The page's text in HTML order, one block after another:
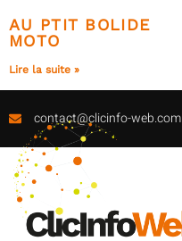
AU PTIT BOLIDE
MOTO
Lire la suite »
contact@clicinfo-web.com